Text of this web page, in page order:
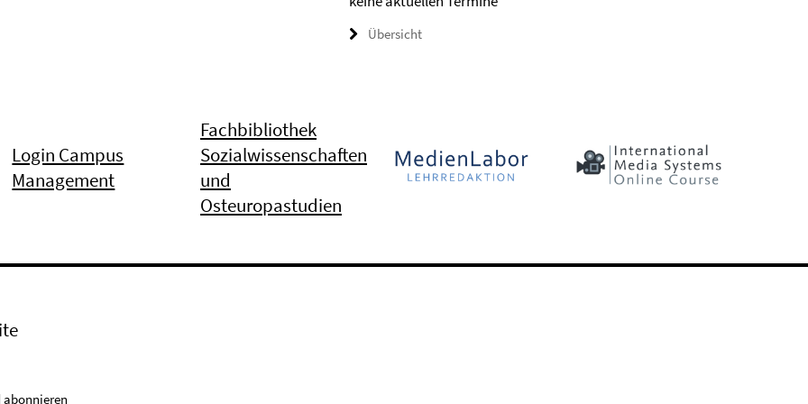
Übersicht
Login Campus
Management
Fachbibliothek
Sozialwissenschaften
und
Osteuropastudien
abonnieren